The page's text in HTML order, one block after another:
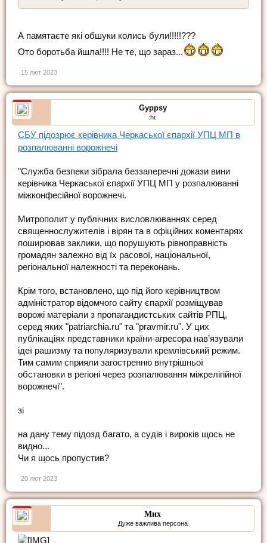
А памятаєте які обшуки колись були!!!!!???
Ото боротьба йшла!!!! Не те, що зараз...
15 лют 2023
Gyppsy
:hi:
СБУ підозрює керівника Черкаської єпархії УПЦ МП в
розпалюванні ворожнечі
"Служба безпеки зібрала беззаперечні докази вини
керівника Черкаської єпархії УПЦ МП у розпалюванні
міжконфесійної ворожнечі.
Митрополит у публічних висловлюваннях серед
священнослужителів і вірян та в офіційних коментарях
поширював заклики, що порушують рівноправність
громадян залежно від їх расової, національної,
регіональної належності та переконань.
Крім того, встановлено, що під його керівництвом
адміністратор відомчого сайту єпархії розміщував
ворожі матеріали з пропагандистських сайтів РПЦ,
серед яких "patriarchia.ru" та "pravmir.ru". У цих
публікаціях представники країни-агресора нав’язували
ідеї рашизму та популяризували кремлівський режим.
Тим самим сприяли загостренню внутрішньої
обстановки в регіоні через розпалювання міжрелігійної
ворожнечі".
зі
на дану тему підозд багато, а судів і вироків щось не
видно...
Чи я щось пропустив?
20 лют 2023
Мих
Дуже важлива персона